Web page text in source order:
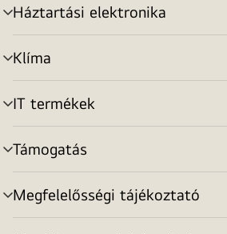
Háztartási elektronika
menu
toggle
Klíma
menu
toggle
IT termékek
menu
toggle
Támogatás
menu
toggle
Megfelelősségi tájékoztató
menu
toggle